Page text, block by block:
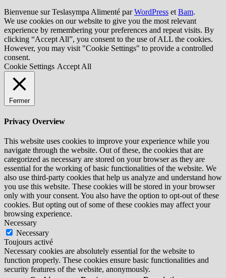
Bienvenue sur Teslasympa Alimenté parWordPress etBam.
We use cookies on our website to give you the most relevant
experience by remembering your preferences and repeat visits. By
clicking “Accept All”, you consent to the use of ALL the cookies.
However, you may visit "Cookie Settings" to provide a controlled
consent.
Cookie Settings Accept All
Fermer
Privacy Overview
This website uses cookies to improve your experience while you
navigate through the website. Out of these, the cookies that are
categorized as necessary are stored on your browser as they are
essential for the working of basic functionalities of the website. We
also use third-party cookies that help us analyze and understand how
you use this website. These cookies will be stored in your browser
only with your consent. You also have the option to opt-out of these
cookies. But opting out of some of these cookies may affect your
browsing experience.
Necessary
Necessary
Toujours activé
Necessary cookies are absolutely essential for the website to
function properly. These cookies ensure basic functionalities and
security features of the website, anonymously.